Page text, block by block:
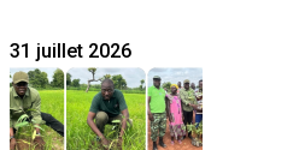
31 juillet 2026